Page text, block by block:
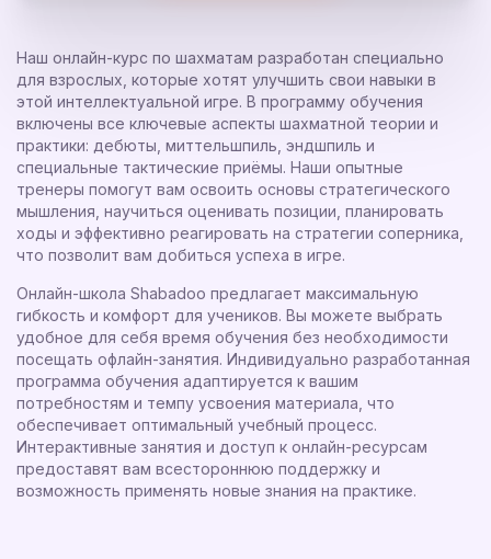
Наш онлайн-курс по шахматам разработан специально
для взрослых, которые хотят улучшить свои навыки в
этой интеллектуальной игре. В программу обучения
включены все ключевые аспекты шахматной теории и
практики: дебюты, миттельшпиль, эндшпиль и
специальные тактические приёмы. Наши опытные
тренеры помогут вам освоить основы стратегического
мышления, научиться оценивать позиции, планировать
ходы и эффективно реагировать на стратегии соперника,
что позволит вам добиться успеха в игре.
Онлайн-школа Shabadoo предлагает максимальную
гибкость и комфорт для учеников. Вы можете выбрать
удобное для себя время обучения без необходимости
посещать офлайн-занятия. Индивидуально разработанная
программа обучения адаптируется к вашим
потребностям и темпу усвоения материала, что
обеспечивает оптимальный учебный процесс.
Интерактивные занятия и доступ к онлайн-ресурсам
предоставят вам всестороннюю поддержку и
возможность применять новые знания на практике.